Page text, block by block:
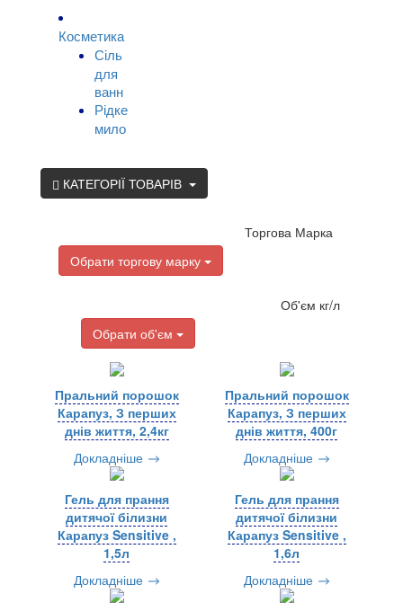
Косметика
Сіль
для
ванн
Рідке
мило
КАТЕГОРІЇ ТОВАРІВ
Торгова Марка
Обрати торгову марку
Об'єм кг/л
Обрати об'єм
Пральний порошок
Карапуз, З перших
днів життя, 2,4кг
Докладніше
Пральний порошок
Карапуз, З перших
днів життя, 400г
Докладніше
Гель для прання
дитячої білизни
Карапуз Sensitive ,
1,5л
Докладніше
Гель для прання
дитячої білизни
Карапуз Sensitive ,
1,6л
Докладніше